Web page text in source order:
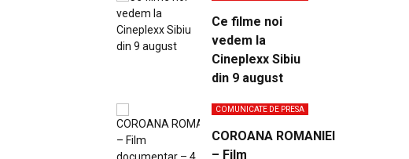
Ce filme noi
vedem la
Cineplexx Sibiu
din 9 august
COMUNICATE DE PRESA
COROANA ROMANIEI
– Film